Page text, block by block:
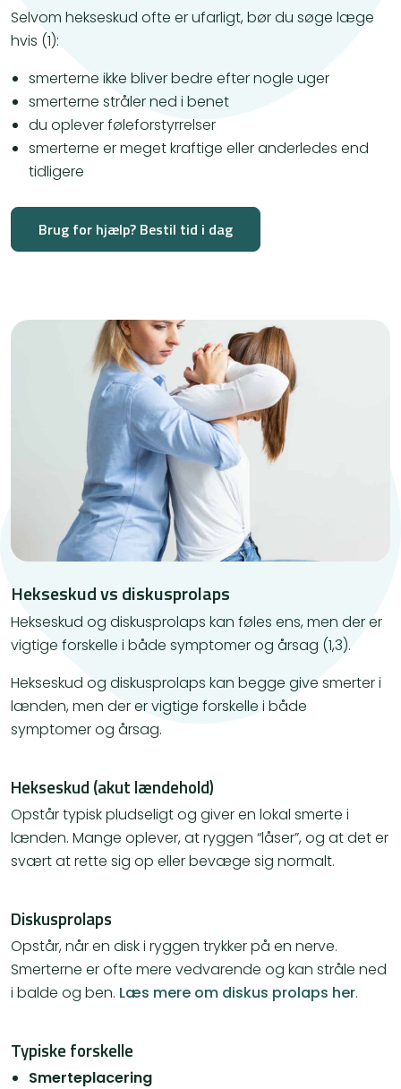
Selvom hekseskud ofte er ufarligt, bør du søge læge
hvis (1):
smerterne ikke bliver bedre efter nogle uger
smerterne stråler ned i benet
du oplever føleforstyrrelser
smerterne er meget kraftige eller anderledes end
tidligere
Brug for hjælp? Bestil tid i dag
Hekseskud vs diskusprolaps
Hekseskud og diskusprolaps kan føles ens, men der er
vigtige forskelle i både symptomer og årsag (1,3).
Hekseskud og diskusprolaps kan begge give smerter i
lænden, men der er vigtige forskelle i både
symptomer og årsag.
Hekseskud (akut lændehold)
Opstår typisk pludseligt og giver en lokal smerte i
lænden. Mange oplever, at ryggen “låser”, og at det er
svært at rette sig op eller bevæge sig normalt.
Diskusprolaps
Opstår, når en disk i ryggen trykker på en nerve.
Smerterne er ofte mere vedvarende og kan stråle ned
i balde og ben. Læs mere om diskus prolaps her.
Typiske forskelle
Smerteplacering